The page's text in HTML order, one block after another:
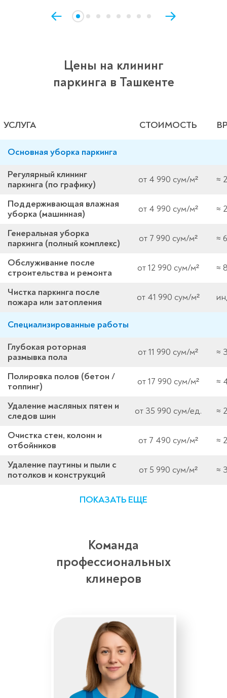
Цены на клининг
паркинга в Ташкенте
УСЛУГА СТОИМОСТЬ
Основная уборка паркинга
Регулярный клининг
паркинга (по графику)
от 4 990 сум/м² ≈
Поддерживающая влажная
уборка (машинная)
от 4 990 сум/м² ≈
Генеральная уборка
паркинга (полный комплекс)
от 7 990 сум/м² ≈
Обслуживание после
строительства и ремонта
от 12 990 сум/м² ≈
Чистка паркинга после
пожара или затопления
от 41 990 сум/м²
Специализированные работы
Глубокая роторная
размывка пола
от 11 990 сум/м² ≈
Полировка полов (бетон /
топпинг)
от 17 990 сум/м² ≈
Удаление масляных пятен и
следов шин
от 35 990 сум/ед. ≈
Очистка стен, колонн и
отбойников
от 7 490 сум/м² ≈
Удаление паутины и пыли с
потолков и конструкций
от 5 990 сум/м² ≈
ПОКАЗАТЬ ЕЩЕ
Команда
профессиональных
клинеров